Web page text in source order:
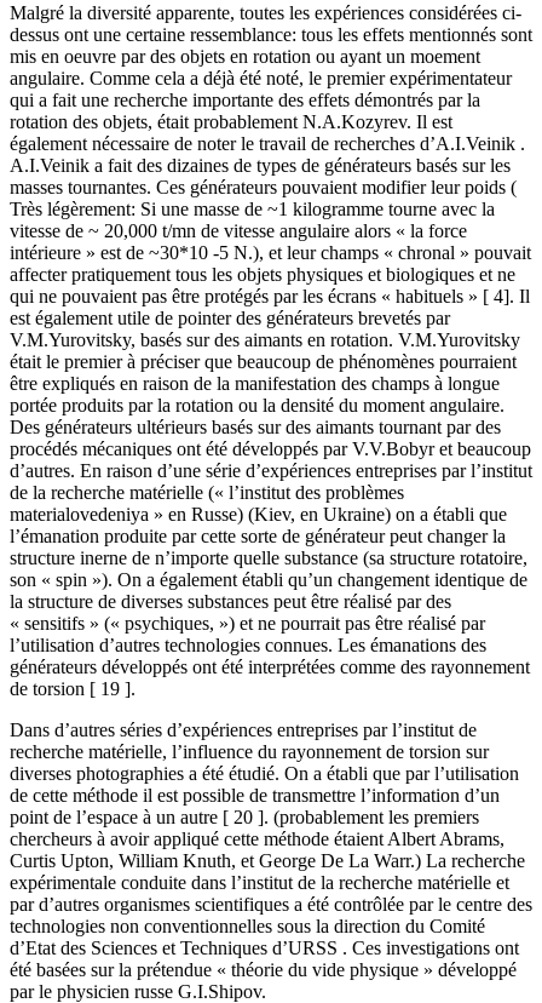
Malgré la diversité apparente, toutes les expériences considérées ci-
dessus ont une certaine ressemblance: tous les effets mentionnés sont
mis en oeuvre par des objets en rotation ou ayant un moement
angulaire. Comme cela a déjà été noté, le premier expérimentateur
qui a fait une recherche importante des effets démontrés par la
rotation des objets, était probablement N.A.Kozyrev. Il est
également nécessaire de noter le travail de recherches d’A.I.Veinik .
A.I.Veinik a fait des dizaines de types de générateurs basés sur les
masses tournantes. Ces générateurs pouvaient modifier leur poids (
Très légèrement: Si une masse de ~1 kilogramme tourne avec la
vitesse de ~ 20,000 t/mn de vitesse angulaire alors « la force
intérieure » est de ~30*10 -5 N.), et leur champs « chronal » pouvait
affecter pratiquement tous les objets physiques et biologiques et ne
qui ne pouvaient pas être protégés par les écrans « habituels » [ 4]. Il
est également utile de pointer des générateurs brevetés par
V.M.Yurovitsky, basés sur des aimants en rotation. V.M.Yurovitsky
était le premier à préciser que beaucoup de phénomènes pourraient
être expliqués en raison de la manifestation des champs à longue
portée produits par la rotation ou la densité du moment angulaire.
Des générateurs ultérieurs basés sur des aimants tournant par des
procédés mécaniques ont été développés par V.V.Bobyr et beaucoup
d’autres. En raison d’une série d’expériences entreprises par l’institut
de la recherche matérielle (« l’institut des problèmes
materialovedeniya » en Russe) (Kiev, en Ukraine) on a établi que
l’émanation produite par cette sorte de générateur peut changer la
structure inerne de n’importe quelle substance (sa structure rotatoire,
son « spin »). On a également établi qu’un changement identique de
la structure de diverses substances peut être réalisé par des
« sensitifs » (« psychiques, ») et ne pourrait pas être réalisé par
l’utilisation d’autres technologies connues. Les émanations des
générateurs développés ont été interprétées comme des rayonnement
de torsion [ 19 ].
Dans d’autres séries d’expériences entreprises par l’institut de
recherche matérielle, l’influence du rayonnement de torsion sur
diverses photographies a été étudié. On a établi que par l’utilisation
de cette méthode il est possible de transmettre l’information d’un
point de l’espace à un autre [ 20 ]. (probablement les premiers
chercheurs à avoir appliqué cette méthode étaient Albert Abrams,
Curtis Upton, William Knuth, et George De La Warr.) La recherche
expérimentale conduite dans l’institut de la recherche matérielle et
par d’autres organismes scientifiques a été contrôlée par le centre des
technologies non conventionnelles sous la direction du Comité
d’Etat des Sciences et Techniques d’URSS . Ces investigations ont
été basées sur la prétendue « théorie du vide physique » développé
par le physicien russe G.I.Shipov.